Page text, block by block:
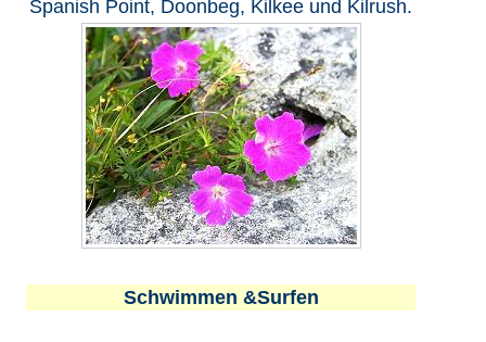
Spanish Point, Doonbeg, Kilkee und Kilrush.
Schwimmen &Surfen